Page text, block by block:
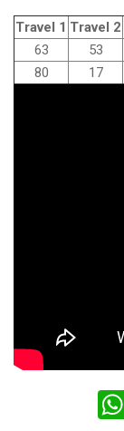
Travel 1 Travel 2
63
53
80
17